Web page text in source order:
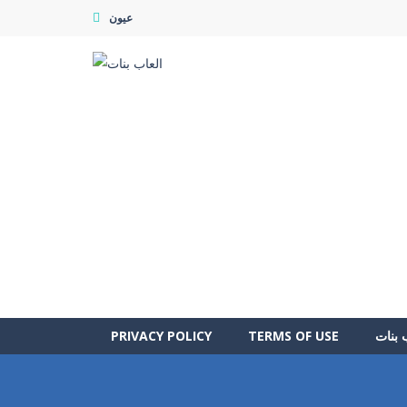
عيون
PRIVACY POLICY TERMS OF USE بنات